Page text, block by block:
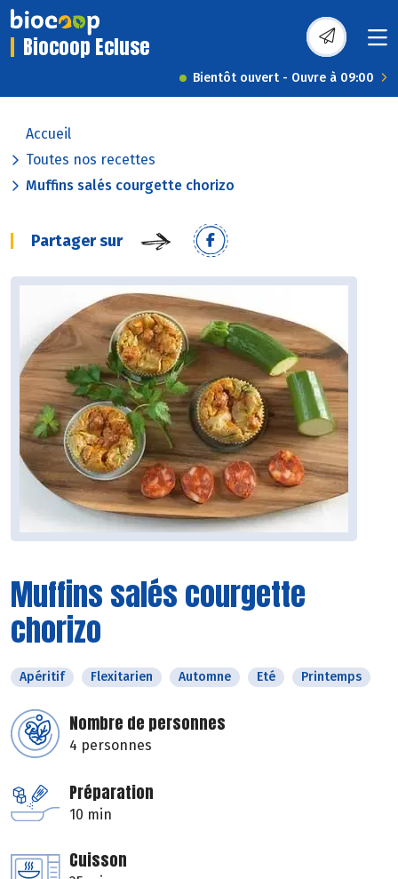
Biocoop Ecluse
Bientôt ouvert - Ouvre à 09:00
Accueil
Toutes nos recettes
Muffins salés courgette chorizo
Partager sur
Muffins salés courgette
chorizo
Apéritif Flexitarien Automne Eté Printemps
Nombre de personnes
4 personnes
Préparation
10 min
Cuisson